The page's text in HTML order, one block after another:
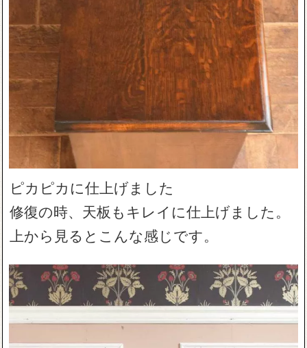
ピカピカに仕上げました
修復の時、天板もキレイに仕上げました。
上から見るとこんな感じです。